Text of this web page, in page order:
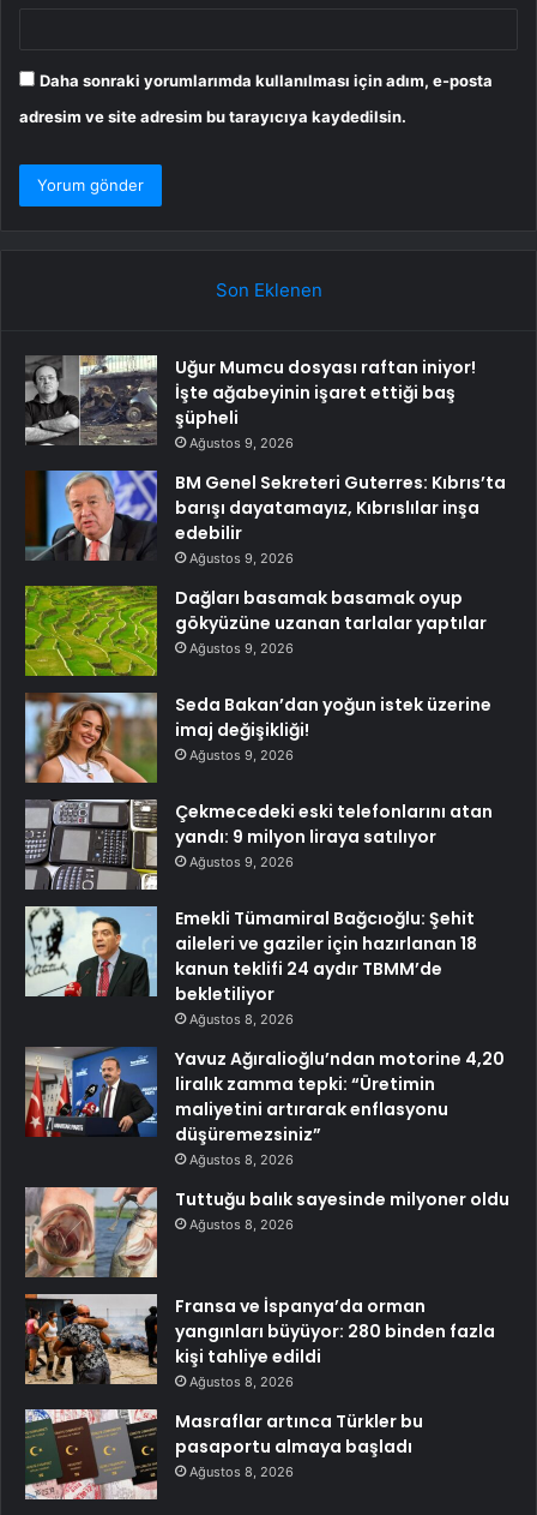
Daha sonraki yorumlarımda kullanılması için adım, e-posta
adresim ve site adresim bu tarayıcıya kaydedilsin.
Son Eklenen
Uğur Mumcu dosyası raftan iniyor!
İşte ağabeyinin işaret ettiği baş
şüpheli
Ağustos 9, 2026
BM Genel Sekreteri Guterres: Kıbrıs’ta
barışı dayatamayız, Kıbrıslılar inşa
edebilir
Ağustos 9, 2026
Dağları basamak basamak oyup
gökyüzüne uzanan tarlalar yaptılar
Ağustos 9, 2026
Seda Bakan’dan yoğun istek üzerine
imaj değişikliği!
Ağustos 9, 2026
Çekmecedeki eski telefonlarını atan
yandı: 9 milyon liraya satılıyor
Ağustos 9, 2026
Emekli Tümamiral Bağcıoğlu: Şehit
aileleri ve gaziler için hazırlanan 18
kanun teklifi 24 aydır TBMM’de
bekletiliyor
Ağustos 8, 2026
Yavuz Ağıralioğlu’ndan motorine 4,20
liralık zamma tepki: “Üretimin
maliyetini artırarak enflasyonu
düşüremezsiniz”
Ağustos 8, 2026
Tuttuğu balık sayesinde milyoner oldu
Ağustos 8, 2026
Fransa ve İspanya’da orman
yangınları büyüyor: 280 binden fazla
kişi tahliye edildi
Ağustos 8, 2026
Masraflar artınca Türkler bu
pasaportu almaya başladı
Ağustos 8, 2026